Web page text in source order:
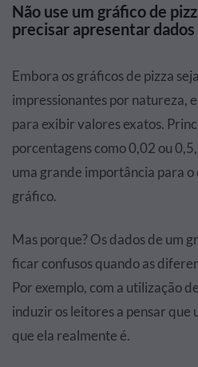
Não use um gráfico de
precisar apresentar
Embora os gráficos de pizza
impressionantes por natureza,
para exibir valores exatos.
porcentagens como 0,02 ou
uma grande importância para
gráfico.
Mas porque? Os dados de um
ficar confusos quando as
Por exemplo, com a utilização
induzir os leitores a pensar que
que ela realmente é.